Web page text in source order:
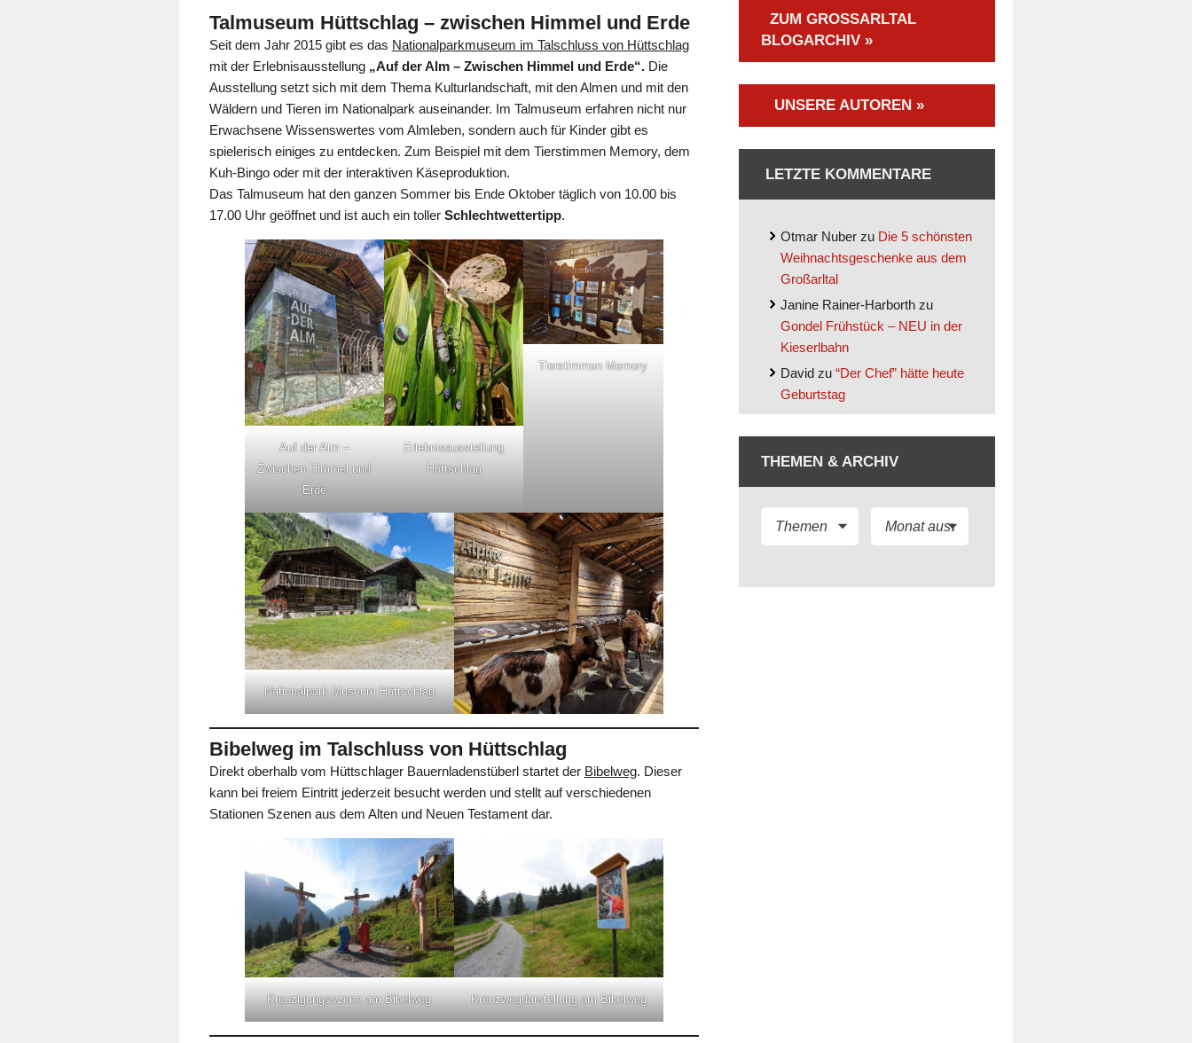
Talmuseum Hüttschlag – zwischen Himmel und Erde
Seit dem Jahr 2015 gibt es das Nationalparkmuseum im Talschluss von Hüttschlag
mit der Erlebnisausstellung „Auf der Alm – Zwischen Himmel und Erde“.Die
Ausstellung setzt sich mit dem Thema Kulturlandschaft, mit den Almen und mit den
Wäldern und Tieren im Nationalpark auseinander. Im Talmuseum erfahren nicht nur
Erwachsene Wissenswertes vom Almleben, sondern auch für Kinder gibt es
spielerisch einiges zu entdecken. Zum Beispiel mit dem Tierstimmen Memory, dem
Kuh-Bingo oder mit der interaktiven Käseproduktion.
Das Talmuseum hat den ganzen Sommer bis Ende Oktober täglich von 10.00 bis
17.00 Uhr geöffnet und ist auch ein toller Schlechtwettertipp.
Auf der Alm –
Zwischen Himmel und
Erde
Erlebnisausstellung
Hüttschlag
Tierstimmen Memory
Nationalpark Museum Hüttschlag
Bibelweg im Talschluss von Hüttschlag
Direkt oberhalb vom Hüttschlager Bauernladenstüberl startet der Bibelweg. Dieser
kann bei freiem Eintritt jederzeit besucht werden und stellt auf verschiedenen
Stationen Szenen aus dem Alten und Neuen Testament dar.
Kreuzigungsszene am Bibelweg Kreuzwegdarstellung am Bibelweg
ZUM GROSSARLTAL B
LOGARCHIV »
UNSERE AUTOREN »
LETZTE KOMMENTARE
Otmar Nuberzu Die 5 schönsten
Weihnachtsgeschenke aus dem
Großarltal
Janine Rainer-Harborthzu
Gondel Frühstück – NEU in der
Kieserlbahn
Davidzu “Der Chef” hätte heute
Geburtstag
THEMEN & ARCHIV